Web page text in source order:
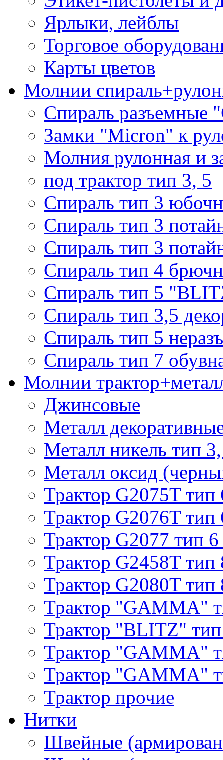
Ярлыки, лейблы
Торговое
Карты цветов
Молнии
Спираль разъемные
Замки "Micron" к
Молния рулонная и
под трактор тип 3, 5
Спираль тип 3
Спираль тип 3
Спираль тип 3
Спираль тип 4
Спираль тип 5
Спираль тип 3,5
Спираль тип 5
Спираль тип 7
Молнии
Джинсовые
Металл
Металл никель тип
Металл оксид
Трактор G2075T тип
Трактор G2076T тип
Трактор G2077 тип 6
Трактор G2458T тип
Трактор G2080T тип
Трактор "GAMMA"
Трактор "BLITZ"
Трактор "GAMMA"
Трактор "GAMMA"
Трактор прочие
Нитки
Швейные